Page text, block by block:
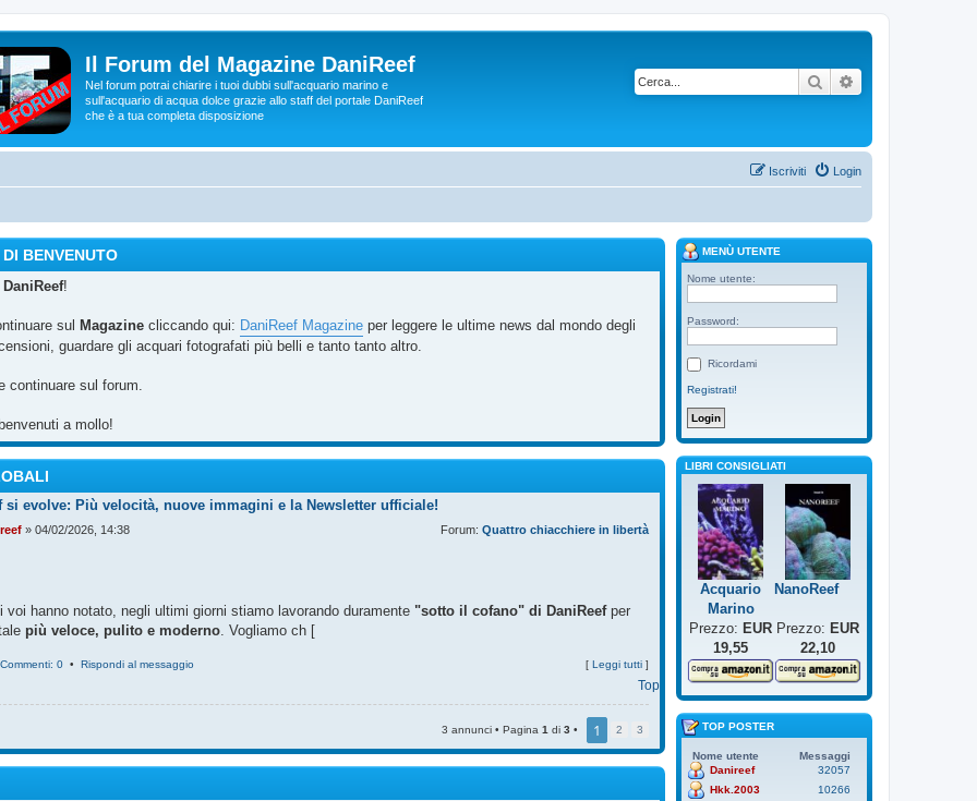
Il Forum del Magazine DaniReef
Nel forum potrai chiarire i tuoi dubbi sull'acquario marino e
sull'acquario di acqua dolce grazie allo staff del portale DaniReef
che è a tua completa disposizione
Cerca
Login
Iscriviti
BENVENUTO
DaniReef!
sul Magazine cliccando qui: DaniReef Magazine per leggere le ultime news dal mondo degli
guardare gli acquari fotografati più belli e tanto tanto altro.
continuare sul forum.
a mollo!
si evolve: Più velocità, nuove immagini e la Newsletter ufficiale!
» 04/02/2026, 14:38 Forum: Quattro chiacchiere in libertà
voi hanno notato, negli ultimi giorni stiamo lavorando duramente "sotto il cofano" di DaniReefper
più veloce, pulito e moderno . Vogliamo ch [
Commenti: 0 • Rispondi al messaggio [ Leggi tutti ]
Top
3 annunci • Pagina 1 di 3 • 1 2 3
MENÙ UTENTE
Nome utente:
Password:
Ricordami
Registrati!
LIBRI CONSIGLIATI
Acquario
Marino
NanoReef
Prezzo: EUR
19,55
Prezzo: EUR
22,10
TOP POSTER
Nome utente
Messaggi
Danireef
32057
Hkk.2003
10266